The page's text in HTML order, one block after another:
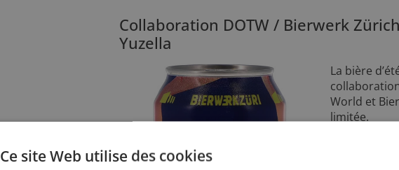
Collaboration DOTW / Bierwerk Zürich
Yuzella
La bière
World et
limitée.
Une bière
Ce site Web utilise des cookies